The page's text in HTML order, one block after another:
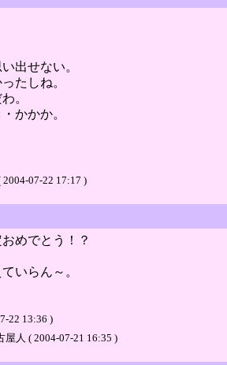
出せない。
たしね。
。
かかか。
07-22 17:17 )
めでとう！？
いらん～。
22 13:36 )
人 ( 2004-07-21 16:35 )